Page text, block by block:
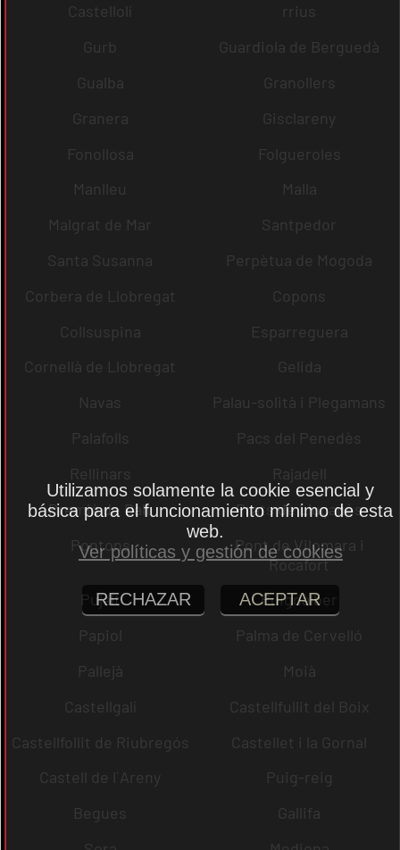
Castellolí
rrius
Gurb
Guardiola de Berguedà
Gualba
Granollers
Granera
Gisclareny
Fonollosa
Folgueroles
Manlleu
Malla
Malgrat de Mar
Santpedor
Santa Susanna
Perpètua de Mogoda
Corbera de Llobregat
Copons
Collsuspina
Esparreguera
Cornellà de Llobregat
Gelida
Navas
Palau-solità i Plegamans
Palafolls
Pacs del Penedès
Rellinars
Rajadell
Premià de Dalt
Prats de Lluçanès
Pontons
Pont de Vilomara i
Rocafort
Pujalt
Puigdàlber
Papiol
Palma de Cervelló
Pallejà
Moià
Castellgalí
Castellfullit del Boix
Castellfollit de Riubregós
Castellet i la Gornal
Castell de l´Areny
Puig-reig
Begues
Gallifa
Utilizamos solamente la cookie esencial y
básica para el funcionamiento mínimo de esta
web.
Ver políticas y gestión de cookies
RECHAZAR ACEPTAR